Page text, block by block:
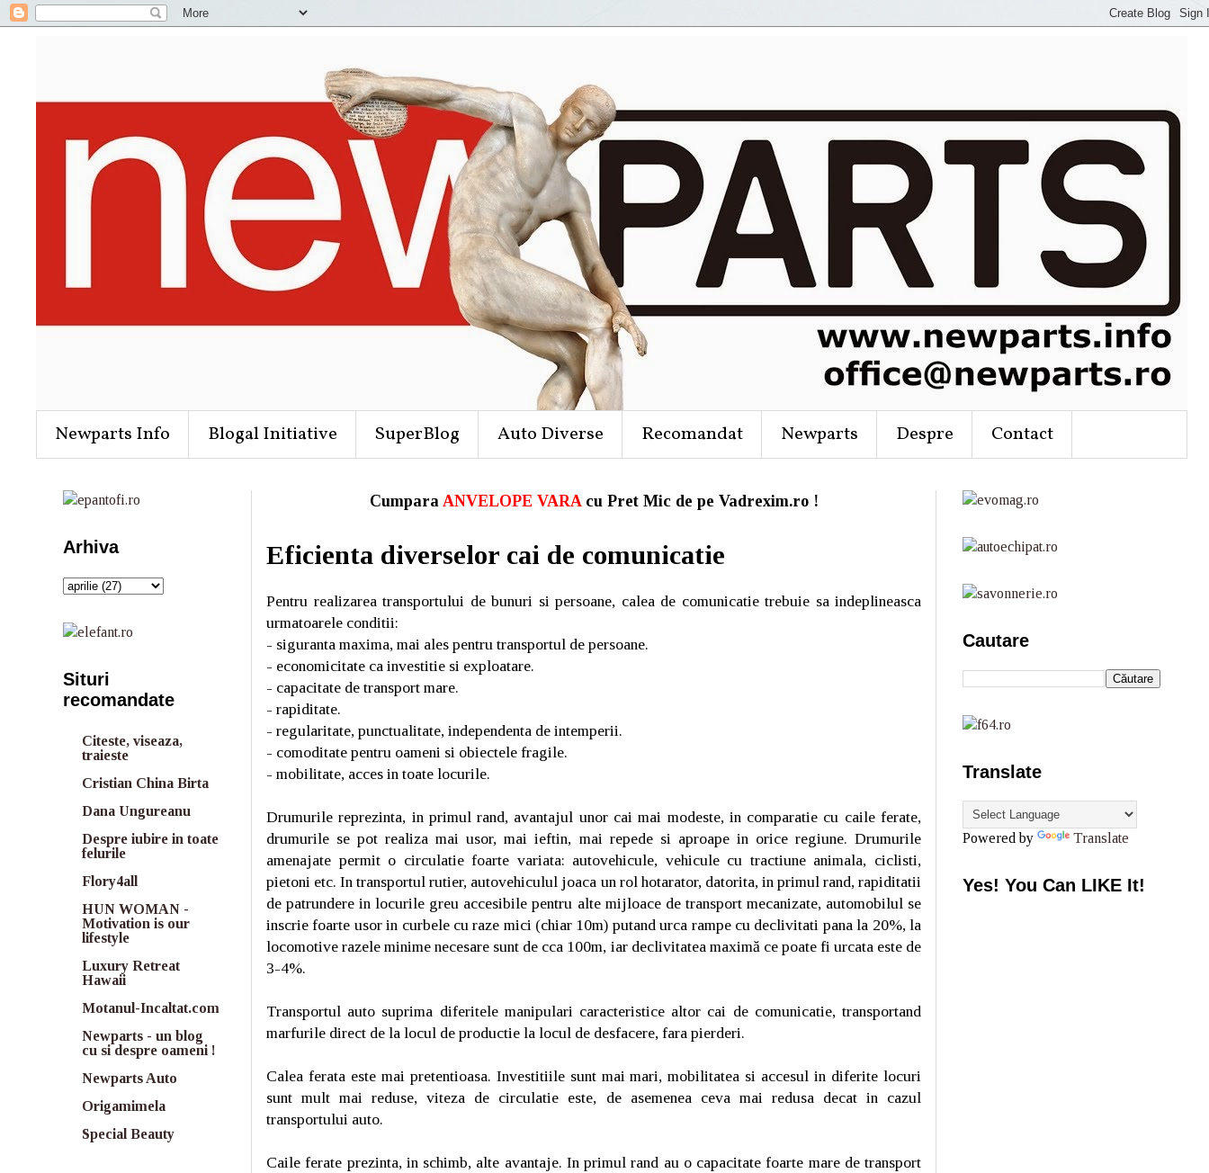
Newparts Info Blogal Initiative SuperBlog Auto Diverse Recomandat Newparts Despre Contact
Cumpara ANVELOPE VARAcu Pret Mic de pe Vadrexim.ro !
Eficienta diverselor cai de comunicatie
Pentru realizarea transportului de bunuri si persoane, calea de comunicatie trebuie sa indeplineasca
urmatoarele conditii:
- siguranta maxima, mai ales pentru transportul de persoane.
- economicitate ca investitie si exploatare.
- capacitate de transport mare.
- rapiditate.
- regularitate, punctualitate, independenta de intemperii.
- comoditate pentru oameni si obiectele fragile.
- mobilitate, acces in toate locurile.
Drumurile reprezinta, in primul rand, avantajul unor cai mai modeste, in comparatie cu caile ferate,
drumurile se pot realiza mai usor, mai ieftin, mai repede si aproape in orice regiune. Drumurile
amenajate permit o circulatie foarte variata: autovehicule, vehicule cu tractiune animala, ciclisti,
pietoni etc. In transportul rutier, autovehiculul joaca un rol hotarator, datorita, in primul rand, rapiditatii
de patrundere in locurile greu accesibile pentru alte mijloace de transport mecanizate, automobilul se
inscrie foarte usor in curbele cu raze mici (chiar 10m) putand urca rampe cu declivitati pana la 20%, la
locomotive razele minime necesare sunt de cca 100m, iar declivitatea maximă ce poate fi urcata este de
3-4%.
Transportul auto suprima diferitele manipulari caracteristice altor cai de comunicatie, transportand
marfurile direct de la locul de productie la locul de desfacere, fara pierderi.
Calea ferata este mai pretentioasa. Investitiile sunt mai mari, mobilitatea si accesul in diferite locuri
sunt mult mai reduse, viteza de circulatie este, de asemenea ceva mai redusa decat in cazul
transportului auto.
Caile ferate prezinta, in schimb, alte avantaje. In primul rand au o capacitate foarte mare de transport
Arhiva
Situri
recomandate
Citeste, viseaza,
traieste
Cristian China Birta
Dana Ungureanu
Despre iubire in toate
felurile
Flory4all
HUN WOMAN -
Motivation is our
lifestyle
Luxury Retreat
Hawaii
Motanul-Incaltat.com
Newparts - un blog
cu si despre oameni !
Newparts Auto
Origamimela
Special Beauty
Cautare
Translate
Powered by Translate
Yes! You Can LIKE It!